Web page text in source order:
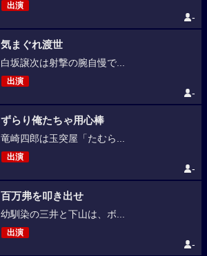
出演
-
気まぐれ渡世
白坂譲次は射撃の腕自慢で...
出演
-
ずらり俺たちゃ用心棒
竜崎四郎は玉突屋「たむら...
出演
-
百万弗を叩き出せ
幼馴染の三井と下山は、ボ...
出演
-